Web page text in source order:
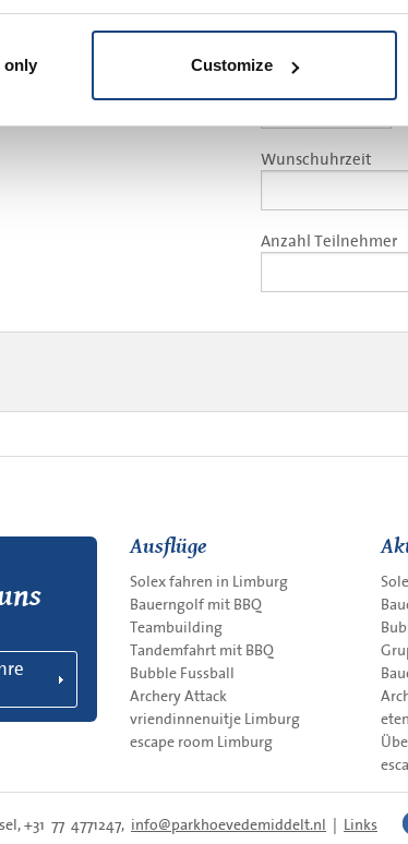
only CustomizeWunschdatum
Wunschuhrzeit
Anzahl Teilnehmer
Ausflüge
Solex fahren in Limburg
Bauerngolf mit BBQ
Teambuilding
Tandemfahrt mit BBQ
Bubble Fussball
Archery Attack
vriendinnenuitje Limburg
escape room Limburg
+31 77 4771247, info@parkhoevedemiddelt.nl | Links